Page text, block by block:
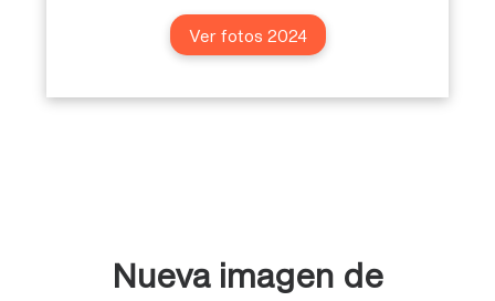
Ver fotos 2024
Nueva imagen de